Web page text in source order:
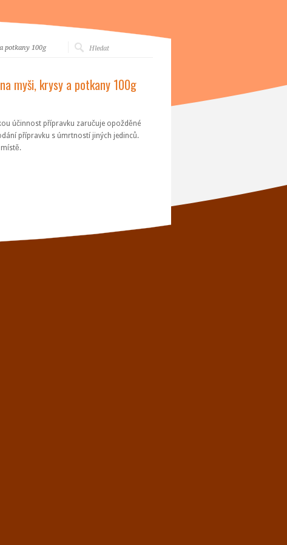
potkany 100g
myši, krysy a potkany 100g
účinnost přípravku zaručuje opožděné
přípravku s úmrtností jiných jedinců.